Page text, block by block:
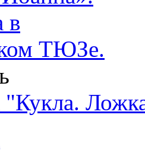
"Кукла.